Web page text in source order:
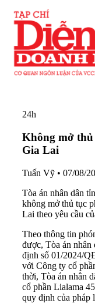
24h
Không mở
Gia Lai
Tuấn Vỹ • 07/08/
Tòa án nhân dân
không mở thủ tục
Lai theo yêu cầu
Theo thông tin
được, Tòa án
định số 01/2024/
với Công ty cổ
thời, Tòa án nhân
cổ phần Lialama
quy định của pháp